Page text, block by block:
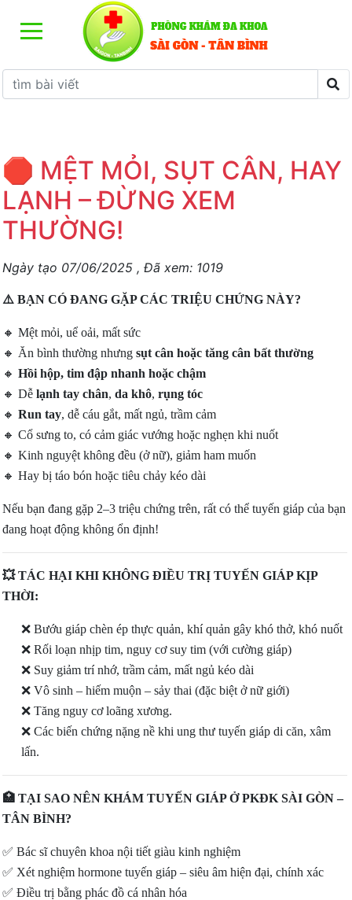
🛑 MỆT MỎI, SỤT CÂN, HAY
LẠNH – ĐỪNG XEM
THƯỜNG!
Ngày tạo 07/06/2025 , Đã xem: 1019
⚠️ BẠN CÓ ĐANG GẶP CÁC TRIỆU CHỨNG NÀY?
🔸 Mệt mỏi, uể oải, mất sức
🔸 Ăn bình thường nhưng sụt cân hoặc tăng cân bất thường
🔸 Hồi hộp, tim đập nhanh hoặc chậm
🔸 Dễ lạnh tay chân, da khô, rụng tóc
🔸 Run tay, dễ cáu gắt, mất ngủ, trầm cảm
🔸 Cổ sưng to, có cảm giác vướng hoặc nghẹn khi nuốt
🔸 Kinh nguyệt không đều (ở nữ), giảm ham muốn
🔸 Hay bị táo bón hoặc tiêu chảy kéo dài
Nếu bạn đang gặp 2–3 triệu chứng trên, rất có thể tuyến giáp của bạn
đang hoạt động không ổn định!
💥TÁC HẠI KHI KHÔNG ĐIỀU TRỊ TUYẾN GIÁP KỊP
THỜI:
❌ Bướu giáp chèn ép thực quản, khí quản gây khó thở, khó nuốt
❌ Rối loạn nhịp tim, nguy cơ suy tim (với cường giáp)
❌ Suy giảm trí nhớ, trầm cảm, mất ngủ kéo dài
❌ Vô sinh – hiếm muộn – sảy thai (đặc biệt ở nữ giới)
❌ Tăng nguy cơ loãng xương.
❌ Các biến chứng nặng nề khi ung thư tuyến giáp di căn, xâm
lấn.
🏥 TẠI SAO NÊN KHÁM TUYẾN GIÁP Ở PKĐK SÀI GÒN –
TÂN BÌNH?
✅ Bác sĩ chuyên khoa nội tiết giàu kinh nghiệm
✅ Xét nghiệm hormone tuyến giáp – siêu âm hiện đại, chính xác
✅ Điều trị bằng phác đồ cá nhân hóa
Khoa khám bệnh tổng hợp
Khoa Sản & Phụ Khoa
Khoa X Quang
Khoa Da Liễu
DỊCH VỤ KHÁM SỨC KHỎE
BẢNG GIÁ GÓI KHÁM
LỊCH LÀM VIỆC